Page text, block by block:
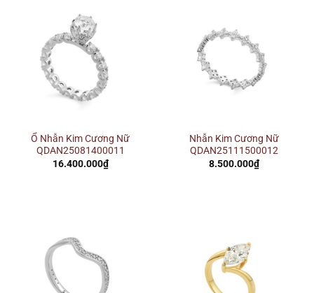
Ổ Nhẫn Kim Cương Nữ
QDAN25081400011
16.400.000₫
Nhẫn Kim Cương Nữ
QDAN25111500012
8.500.000₫